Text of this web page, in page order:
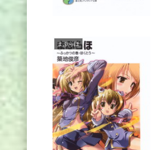
まぶらほ